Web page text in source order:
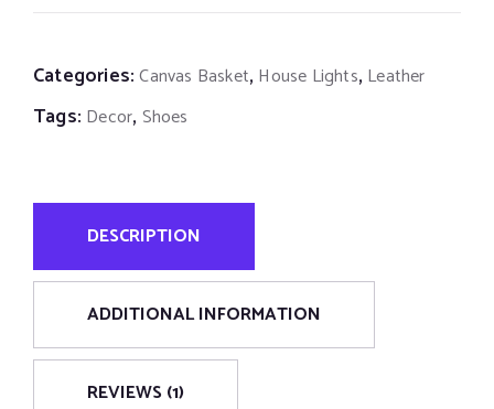
Categories:Canvas Basket, House Lights, Leather
Tags: Decor, Shoes
DESCRIPTION
ADDITIONAL INFORMATION
REVIEWS (1)